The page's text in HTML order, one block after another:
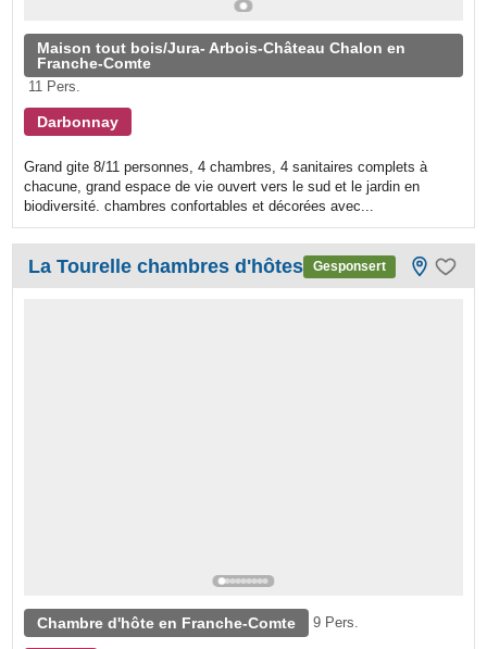
Maison tout bois/Jura- Arbois-Château Chalon en
Franche-Comte
11 Pers.
Darbonnay
Grand gite 8/11 personnes, 4 chambres, 4 sanitaires complets à
chacune, grand espace de vie ouvert vers le sud et le jardin en
biodiversité. chambres confortables et décorées avec...
La Tourelle chambres d'hôtes Gesponsert
Chambre d'hôte en Franche-Comte 9 Pers.